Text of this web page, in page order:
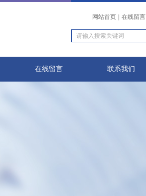
网站首页 在线留言
在线留言 联系我们